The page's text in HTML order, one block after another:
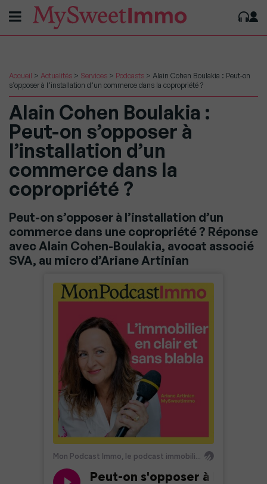
Accueil > Actualités > Services > Podcasts > Alain Cohen Boulakia : Peut-on
s’opposer à l’installation d’un commerce dans la copropriété ?
Alain Cohen Boulakia :
Peut-on s’opposer à
l’installation d’un
commerce dans la
copropriété ?
Peut-on s’opposer à l’installation d’un
commerce dans une copropriété ? Réponse
avec Alain Cohen-Boulakia, avocat associé
SVA, au micro d’Ariane Artinian